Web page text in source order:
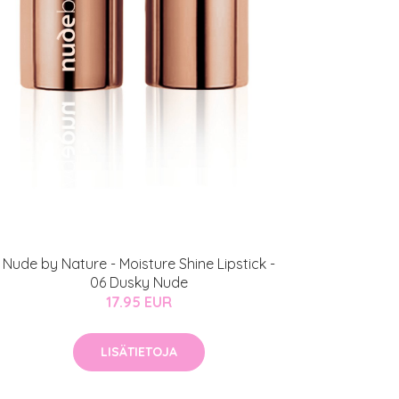
Nude by Nature - Moisture Shine Lipstick -
06 Dusky Nude
17.95 EUR
LISÄTIETOJA